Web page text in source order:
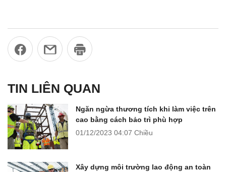
TIN LIÊN QUAN
Ngăn ngừa thương tích khi làm việc trên
cao bằng cách bảo trì phù hợp
01/12/2023 04:07 Chiều
Xây dựng môi trường lao động an toàn